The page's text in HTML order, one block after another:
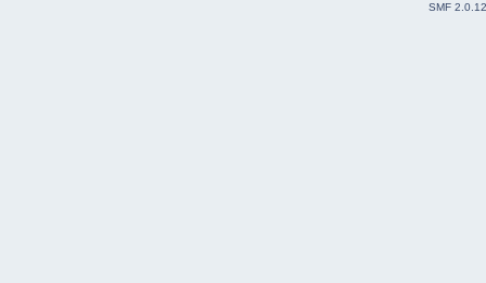
SMF 2.0.12